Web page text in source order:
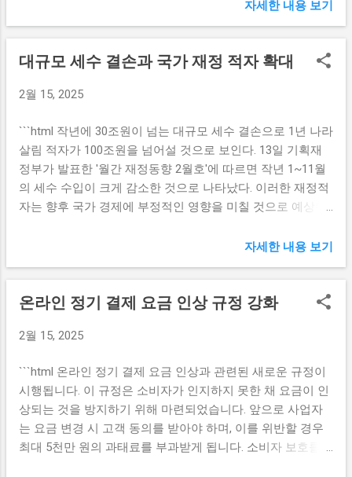
아니라 일반 관객들에게도 큰 사랑을 받고 있으며, 그의 작품
은 정서적 위로와 함께 인간 경험의 다면성을 탐구하는 중요
한 매개체가 되고 있다. 정서적 위로를 제공하는 예술 정서적
위로는 예술의 본질적인 기능 중 하나로, 양정욱 작가의 작품
사물을 재현하는 것이 아니라, 인간의 내면과 감정을 탐구하
자아를 되돌아보거나 삶의 일부분이 장애물처럼 느껴질 때
위안과 공감을 느낄 수 있다. 특히, 양정욱 작가의 작품은 동
적인 움직임이 특징으로, 이러한 물리적 ...
서 정부는 여러 정책적 수단을 통해 경제를 안정시키고자 한
로 대응할 수 있는 유력한 도구로 떠오른다. 이는 예산이 이미
편성된 상태에서 추가로 경비를 확보해야 하는 필요성이 생
은 국가들은 대규모 추가경정예산안을 수립했다. 이 당시 정
으로 단행했다. 예를 들어, 인프라 투자, 일자리 창출 정책 등
이 주요 내용으로 담겼다. 이러한 조치는 경제의 빠른 회복을
더욱 가속화하는 데 기여했다. 또한, 코로나19의 발생은 이전
과는 다른 형태의 경제위기를 초래했다. 팬데믹으로 인해 많
은 산업이 타격을 입었고, 이를 해결하기 위한 긴급 대응책으
입을 통해 생계 지원, 기업 지원 정책 등을 펼쳐 경제의 회복
을 도모하였다. 이와 같은 역사적 흐름 속에서 추가경정예산
다. 추가경정예산안의 실질적 효과 추가경정예산안이 실제로
로, 이러한 예산안이 경제에 미치는 긍정적인 영향으로는 즉
선 소비자와 기업에게 직접적인 지원이 이루어지기 때문이
다. 이러한 지원은 소비자의 구매력을 높이는 데 도움을 주며,
결과적으로 경제의 흐름을 되살리게 된다. 두 번째로, 추가경
정예산안은 고용 창출에 기여할 수 있다. 위기 상황에서...
자세한 내용 보기
대규모 세수 결손과 국가 재정 적자 확대
2월 15, 2025
```html 작년에 30조원이 넘는 대규모 세수 결손으로 1년 나라
살림 적자가 100조원을 넘어설 것으로 보인다. 13일 기획재
정부가 발표한 '월간 재정동향 2월호'에 따르면 작년 1~11월
의 세수 수입이 크게 감소한 것으로 나타났다. 이러한 재정적
자는 향후 국가 경제에 부정적인 영향을 미칠 것으로 예상된
의해 발생한 복합적인 결과로 볼 수 있다. 경제 성장률의 저
지목되고 있다. 특히, 기업의 수익성이 낮아져 법인세 수입이
줄어들고 있으며, 개인 소득이 감소함에 따라 소득세 수입도
면서 발생한 문제로, 이들이 세금을 납부할 여력이 줄어들고
담에 미치는 영향도 크다. 이러한 다양한 원인이 복합적으로
작용하여 세수 결손이 심화되고 있는 것이다. 결과적으로 대
규모 세수 결손은 국가 재정 전반에 부정적인 영향을 미치고
있으며, 이러한 상황이 계속될 경우 더욱 심각한 재정 적자를
초래할 것으로 예상된다. 국가 재정 적자 확대의 여파 국가 재
자세한 내용 보기
온라인 정기 결제 요금 인상 규정 강화
2월 15, 2025
```html 온라인 정기 결제 요금 인상과 관련된 새로운 규정이
시행됩니다. 이 규정은 소비자가 인지하지 못한 채 요금이 인
상되는 것을 방지하기 위해 마련되었습니다. 앞으로 사업자
는 요금 변경 시 고객 동의를 받아야 하며, 이를 위반할 경우
최대 5천만 원의 과태료를 부과받게 됩니다. 소비자 보호를